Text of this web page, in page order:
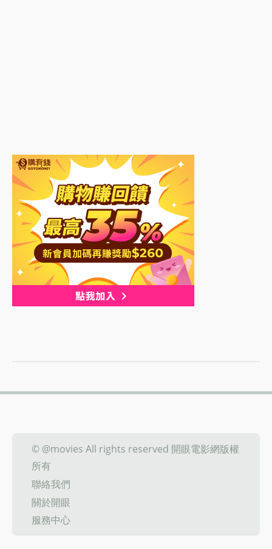
© @movies All rights reserved 開眼電影網版權
所有
聯絡我們
關於開眼
服務中心